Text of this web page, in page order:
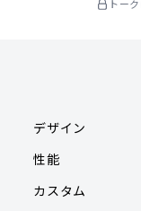
トー
デザイン
性能
カスタム